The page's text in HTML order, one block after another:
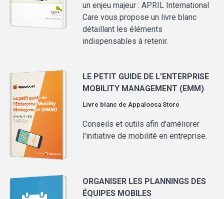
un enjeu majeur : APRIL International
Care vous propose un livre blanc
détaillant les éléments
indispensables à retenir.
LE PETIT GUIDE DE L’ENTERPRISE
MOBILITY MANAGEMENT (EMM)
Livre blanc deAppaloosa Store
Conseils et outils afin d'améliorer
l'initiative de mobilité en entreprise.
ORGANISER LES PLANNINGS DES
ÉQUIPES MOBILES